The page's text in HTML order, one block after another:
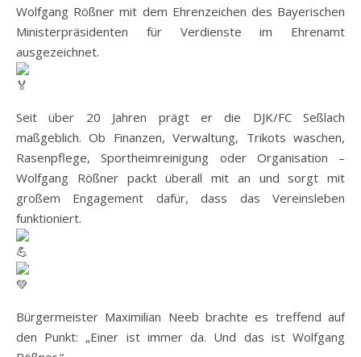
Wolfgang Rößner mit dem Ehrenzeichen des Bayerischen
Ministerpräsidenten für Verdienste im Ehrenamt
ausgezeichnet.
Seit über 20 Jahren prägt er die DJK/FC Seßlach
maßgeblich. Ob Finanzen, Verwaltung, Trikots waschen,
Rasenpflege, Sportheimreinigung oder Organisation –
Wolfgang Rößner packt überall mit an und sorgt mit
großem Engagement dafür, dass das Vereinsleben
funktioniert.
Bürgermeister Maximilian Neeb brachte es treffend auf
den Punkt: „Einer ist immer da. Und das ist Wolfgang